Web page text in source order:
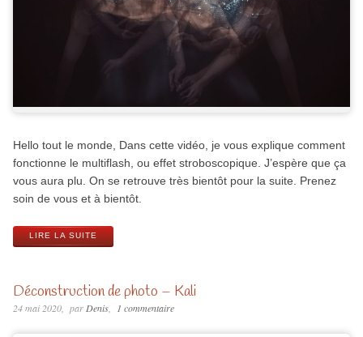
Hello tout le monde, Dans cette vidéo, je vous explique comment
fonctionne le multiflash, ou effet stroboscopique. J’espère que ça
vous aura plu. On se retrouve très bientôt pour la suite. Prenez
soin de vous et à bientôt.
LIRE LA SUITE
Déconstruction de photo – Kali
24 mai 2020 parDenis 1 commentaire